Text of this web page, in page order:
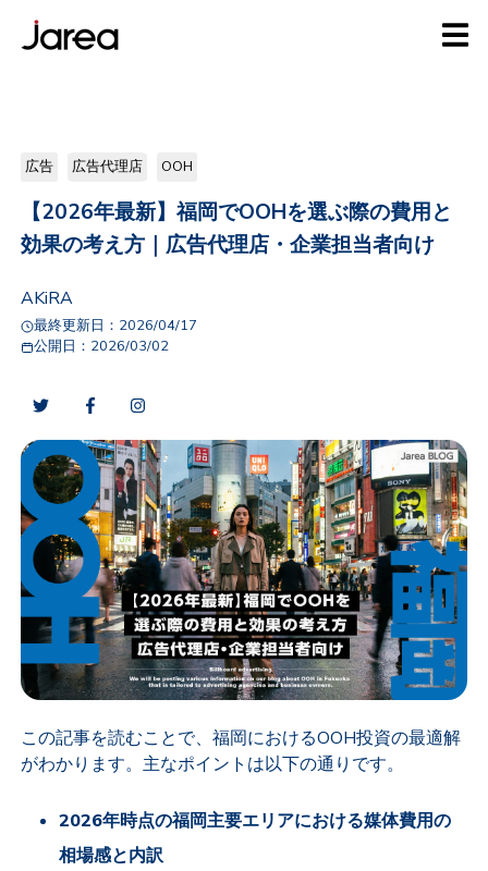
広告 広告代理店 OOH
【2026年最新】福岡でOOHを選ぶ際の費用と
効果の考え方｜広告代理店・企業担当者向け
AKiRA
最終更新日： 2026/04/17
公開日： 2026/03/02
この記事を読むことで、福岡におけるOOH投資の最適解
がわかります。主なポイントは以下の通りです。
2026年時点の福岡主要エリアにおける媒体費用の
相場感と内訳